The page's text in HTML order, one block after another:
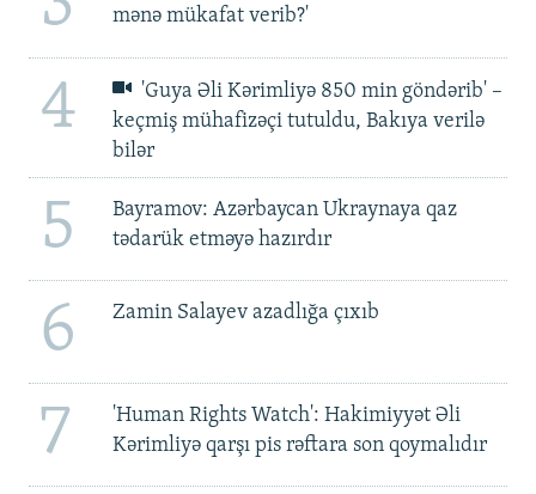
mənə mükafat verib?'
4
'Guya Əli Kərimliyə 850 min göndərib' –
keçmiş mühafizəçi tutuldu, Bakıya verilə
bilər
5
Bayramov: Azərbaycan Ukraynaya qaz
tədarük etməyə hazırdır
6 Zamin Salayev azadlığa çıxıb
7
'Human Rights Watch': Hakimiyyət Əli
Kərimliyə qarşı pis rəftara son qoymalıdır